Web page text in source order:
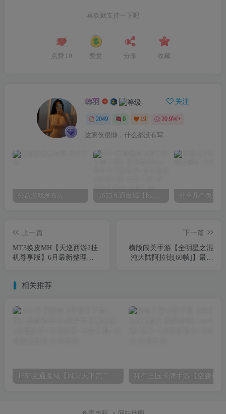
喜欢就支持一下吧
点赞 10 赞赏 分享 收藏
韩羽 关注
2049 0 19 20.9W+
这家伙很懒，什么都没有写...
公益游戏发布页
上一篇
MT3换皮MH【天巡西游2挂
机尊享版】6月最新整理
建教程
下一篇
横版闯关手游【全明星之混
沌大陆阿拉德[60帧]】最新
相关推荐